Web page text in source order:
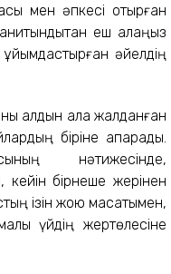
мен әпкесі отырған
еш алаңыз
әйелдің
алдын ала жалданған
біріне апарады.
нәтижесінде,
кейін бірнеше жерінен
ізін жою мақсатымен,
үйдің жертөлесіне